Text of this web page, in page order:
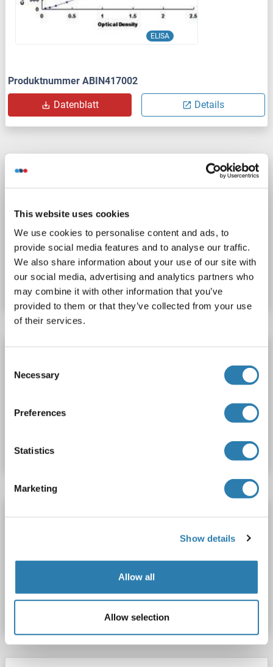
This website uses cookies
We use cookies to personalise content and ads, to
provide social media features and to analyse our traffic.
We also share information about your use of our site with
our social media, advertising and analytics partners who
may combine it with other information that you’ve
provided to them or that they’ve collected from your use
of their services.
Selection
Necessary
Preferences
Statistics
Marketing
Show details
Allow all
Allow selection
ELISA
Produktnummer ABIN417002
Datenblatt Details
ERK2 ELISA Kit
MAPK1 Reaktivität: Ratte Colorimetric
Sandwich ELISA
0.156 ng/mL - 10 ng/mL
Cell Culture Supernatant, Cell Lysate, Plasma, Serum, Tissue Homogenate
Produktnummer ABIN5706914
Datenblatt Details
ERK2 ELISA Kit
MAPK1 Reaktivität: Maus
Sandwich ELISA
Datenblatt
ERK2 ELISA Kit
Reaktivität: Human, Ratte, Maus
pThr185